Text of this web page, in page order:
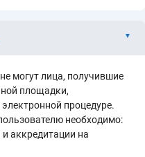
могут лица, получившие
площадки,
процедуре.
необходимо:
и аккредитации на